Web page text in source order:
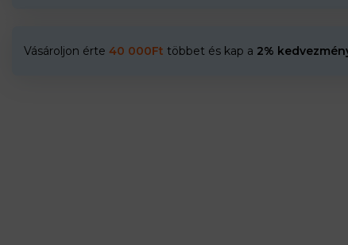
Vásároljon érte 40 000Ft többet és kap a 2%